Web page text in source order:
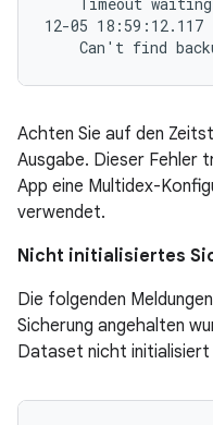
12-05 18:59:12.117
Achten Sie auf den
Ausgabe. Dieser Fehler
App eine Multidex-
verwendet.
Nicht initialisiertes
Die folgenden
Sicherung angehalten
Dataset nicht initialisiert